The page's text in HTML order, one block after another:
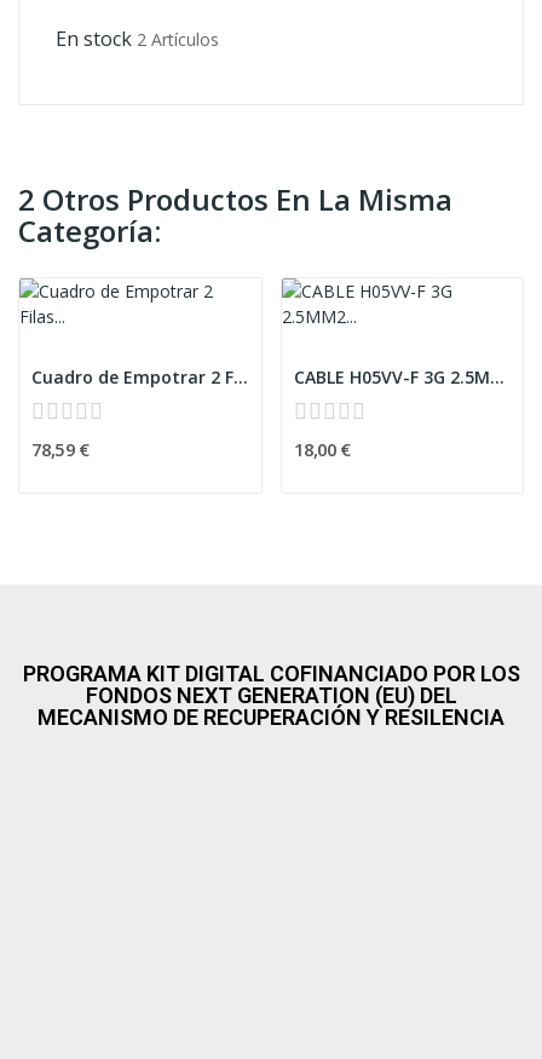
En stock 2 Artículos
2 Otros Productos En La Misma
Categoría:
Cuadro de Empotrar 2 Filas 24 Modulos
78,59 €
CABLE H05VV-F 3G 2.5MM2 BLANCO 10M
18,00 €
PROGRAMA KIT DIGITAL COFINANCIADO POR LOS
FONDOS NEXT GENERATION (EU) DEL
MECANISMO DE RECUPERACIÓN Y RESILENCIA